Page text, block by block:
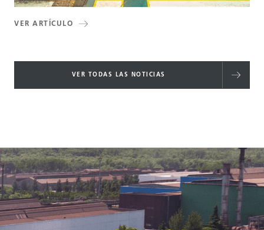
VER ARTÍCULO
VER TODAS LAS NOTICIAS